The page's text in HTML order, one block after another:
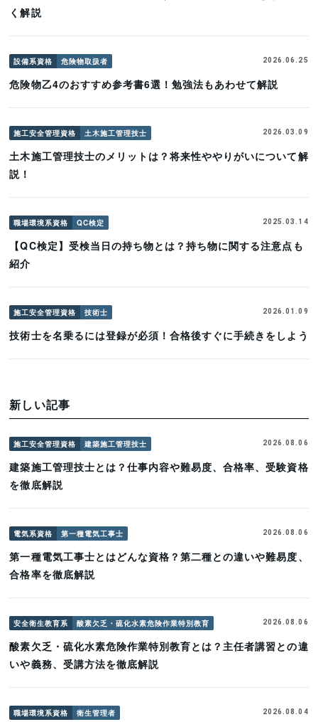
く解説
設備系資格 危険物取扱者 2026.06.25
危険物乙4のおすすめ参考書6選！勉強法もあわせて解説
施工安全管理資格 土木施工管理技士 2026.03.09
土木施工管理技士のメリットは？将来性ややりがいについて解
説！
職場環境系資格 QC検定 2025.03.14
【QC検定】受検当日の持ち物とは？持ち物に関する注意点も
紹介
施工安全管理資格 技術士 2026.01.09
技術士を名乗るには登録が必須！合格後すぐに手続きをしよう
新しい記事
施工安全管理資格 建築施工管理技士 2026.08.06
建築施工管理技士とは？仕事内容や難易度、合格率、受験資格
を徹底解説
電気系資格 第一種電気工事士 2026.08.06
第一種電気工事士とはどんな資格？第二種との違いや難易度、
合格率を徹底解説
安全衛生教育系 酸素欠乏・硫化水素危険作業特別教育 2026.08.06
酸素欠乏・硫化水素危険作業特別教育とは？主任者講習との違
いや義務、受講方法を徹底解説
職場環境系資格 衛生管理者 2026.08.04